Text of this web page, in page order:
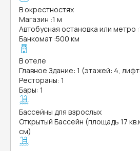
В окрестностях
Магазин :1 м
Автобусная остановка или метро :
Банкомат :500 км
В отеле
Главное Здание: 1 (этажей: 4,
Рестораны: 1
Бары: 1
Бассейны для взрослых
Открытый Бассейн (площадь 17
см)